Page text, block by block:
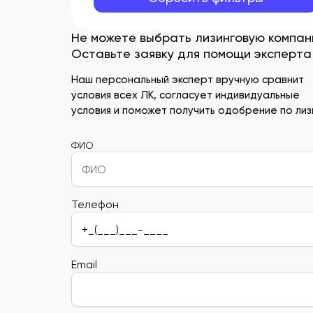
Не можете выбрать лизинговую
Оставьте заявку для помощи эксперта
Наш персональный эксперт вручную сравнит
условия всех ЛК, согласует индивидуальные
условия и поможет получить одобрение по
ФИО
Телефон
Email